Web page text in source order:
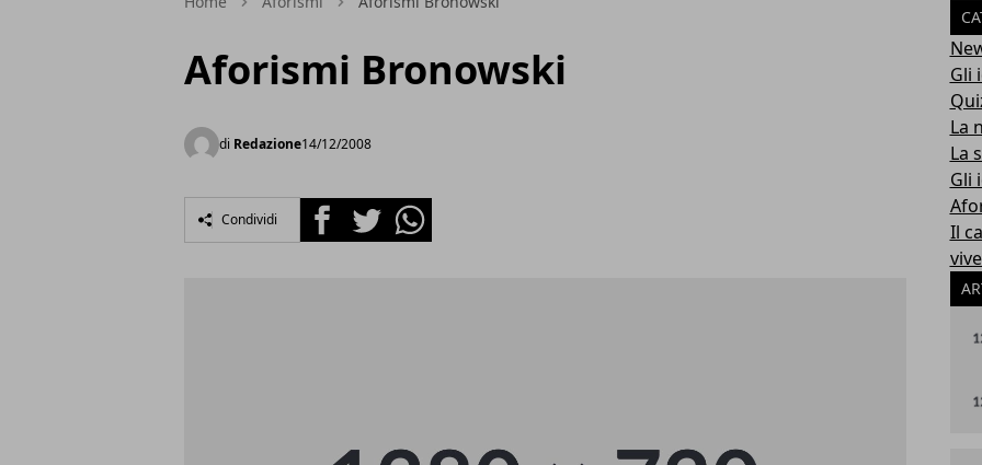
Aforismi Bronowski
di Redazione14/12/2008
Condividi FacebookTwitterWhatsapp
Gli
La
La
Gli
Il